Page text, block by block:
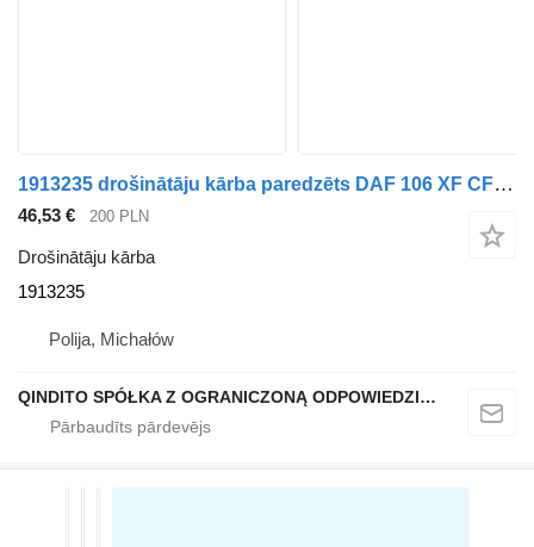
1913235 drošinātāju kārba paredzēts DAF 106 XF CF kravas automašīnas
46,53 € 200 PLN
Drošinātāju kārba
1913235
Polija, Michałów
QINDITO SPÓŁKA Z OGRANICZONĄ ODPOWIEDZIALNOŚCIĄ